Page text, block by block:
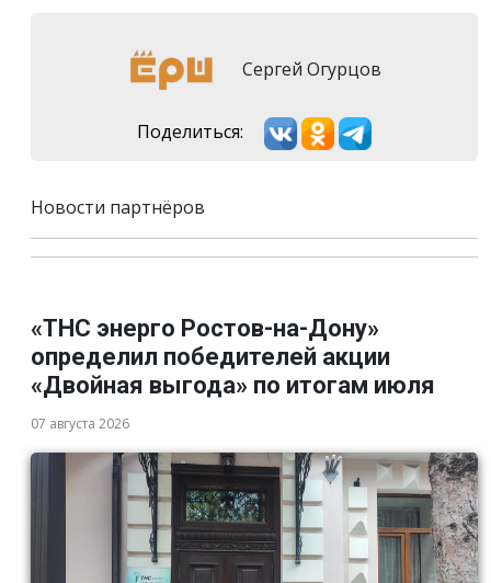
Сергей Огурцов
Поделиться:
Новости партнёров
«ТНС энерго Ростов-на-Дону»
определил победителей акции
«Двойная выгода» по итогам июля
07 августа 2026